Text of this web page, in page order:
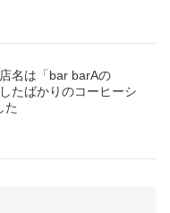
名は「bar barAの
たばかりのコーヒーシ
た